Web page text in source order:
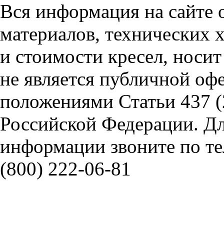
Вся информация на сайте
материалов, технических
и стоимости кресел,
не является публичной
положениями Статьи 437
Российской Федерации.
информации звоните по
(800) 222-06-81